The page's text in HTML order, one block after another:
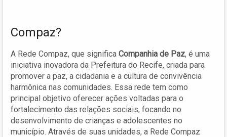
Compaz?
A Rede Compaz, que significa Companhia de Paz, é uma
iniciativa inovadora da Prefeitura do Recife, criada para
promover a paz, a cidadania e a cultura de convivência
harmônica nas comunidades. Essa rede tem como
principal objetivo oferecer ações voltadas para o
fortalecimento das relações sociais, focando no
desenvolvimento de crianças e adolescentes no
município. Através de suas unidades, a Rede Compaz